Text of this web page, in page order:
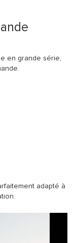
en grande série,
adapté à